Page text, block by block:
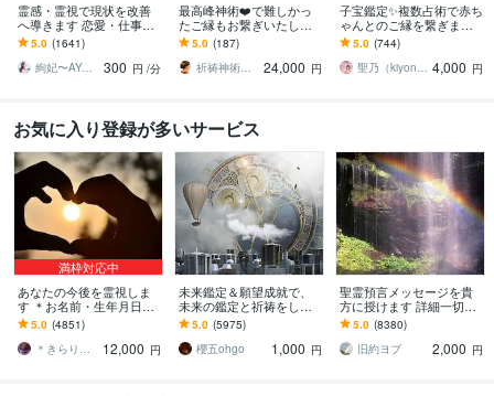
霊感・霊視で現状を改善
へ導きます 恋愛・仕事・
相手のお気持ち・未来の
兆し✴︎霊視で鑑定します
5.0 (1641)
絢妃〜AYAKI〜霊視鑑定師
300 円 /分
最高峰神術❤️で難しかっ
たご縁もお繋ぎいたしま
す 【最強縁結びの最上
形】あなたの願いを具現
化させます※悪用厳禁
5.0 (187)
祈祷神術師 神羅
24,000 円
子宝鑑定✨複数占術で赤ち
ゃんとのご縁を繋ぎます
妊活・不妊でお悩みの方
へ✨子供の性別・時期・妊
娠のアドバイス
5.0 (744)
聖乃（kiyono）★子宝鑑定占い師★ 4,000 円
お気に入り登録が多いサービス
満枠対応中
あなたの今後を霊視しま
す ＊お名前・生年月日不
要・お写真のみで大丈夫
です＊
5.0 (4851)
＊きらりん＊
12,000 円
未来鑑定＆願望成就で、
未来の鑑定と祈祷をしま
す 霊視による未来鑑定と
願望成就の祈祷セット
5.0 (5975)
櫻五ohgo
1,000 円
聖霊預言メッセージを貴
方に授けます 詳細一切聞
かずに霊的預言メッセー
ジを貴方にお伝え致しま
す。
5.0 (8380)
旧約ヨブ
2,000 円